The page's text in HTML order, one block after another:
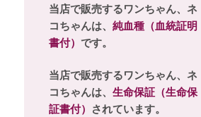
当店で販売するワンちゃん、ネ
コちゃんは、純血種（血統証明
書付）です。
当店で販売するワンちゃん、ネ
コちゃんは、生命保証（生命保
証書付） されています。